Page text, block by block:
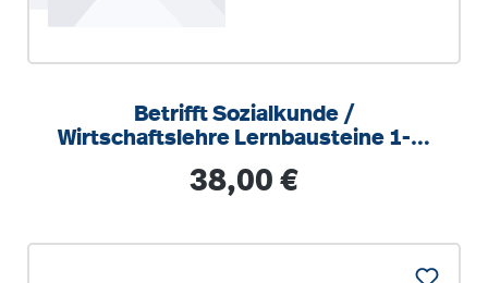
Betrifft Sozialkunde /
Wirtschaftslehre Lernbausteine 1-3.
Regulärer Preis:
38,00 €